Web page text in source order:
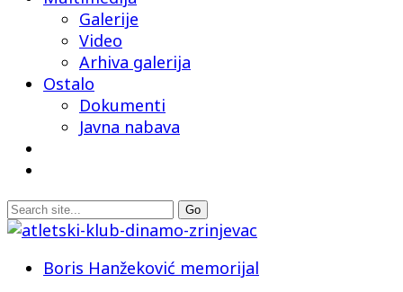
Galerije
Video
Arhiva galerija
Ostalo
Dokumenti
Javna nabava
Boris Hanžeković memorijal